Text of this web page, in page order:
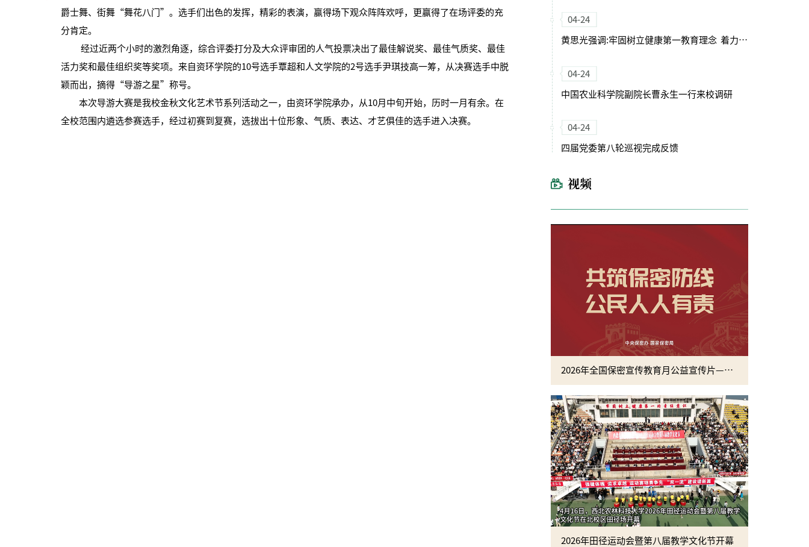
爵士舞、街舞“舞花八门”。选手们出色的发挥，精彩的表演，赢得场下观众阵阵欢呼，更赢得了在场评委的充
分肯定。
经过近两个小时的激烈角逐，综合评委打分及大众评审团的人气投票决出了最佳解说奖、最佳气质奖、最佳
活力奖和最佳组织奖等奖项。来自资环学院的10号选手覃超和人文学院的2号选手尹琪技高一筹，从决赛选手中脱
颖而出，摘得“导游之星”称号。
本次导游大赛是我校金秋文化艺术节系列活动之一，由资环学院承办，从10月中旬开始，历时一月有余。在
全校范围内遴选参赛选手，经过初赛到复赛，选拔出十位形象、气质、表达、才艺俱佳的选手进入决赛。
04-24
黄思光强调:牢固树立健康第一教育理念 着力培养德智体美劳全面发展的卓越农林人才
04-24
中国农业科学院副院长曹永生一行来校调研
04-24
四届党委第八轮巡视完成反馈
视频
2026年全国保密宣传教育月公益宣传片—方寸之间
2026年田径运动会暨第八届教学文化节开幕